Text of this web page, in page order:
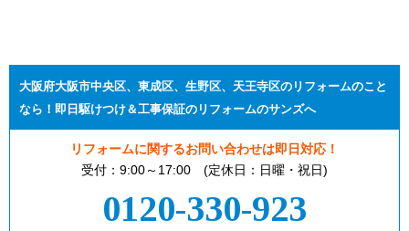
大阪府大阪市中央区、東成区、生野区、天王寺区のリフォームのこと
なら！即日駆けつけ＆工事保証のリフォームのサンズへ
リフォームに関するお問い合わせは即日対応！
受付：9:00～17:00 (定休日：日曜・祝日)
0120-330-923